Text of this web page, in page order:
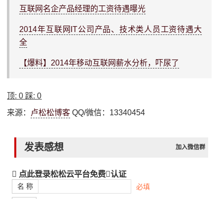
互联网名企产品经理的工资待遇曝光
2014年互联网IT公司产品、技术类人员工资待遇大
全
【爆料】2014年移动互联网薪水分析，吓尿了
顶:0 踩:0
来源： 卢松松博客 QQ/微信：13340454
发表感想 加入微信群
点此登录松松云平台免费 认证
名 称 必填